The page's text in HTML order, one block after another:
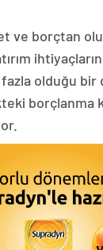
ve borçtan
olduğu bir
borçlanma